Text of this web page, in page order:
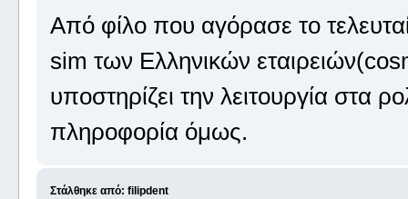
Από φίλο που αγόρασε το
sim των Ελληνικών
υποστηρίζει την λειτουργία στα
πληροφορία όμως.
Στάλθηκε από: filipdent